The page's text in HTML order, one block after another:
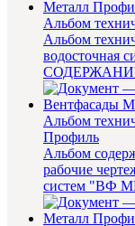
Альбом
Альбом
водосточная
СОДЕРЖАНИЕ
Альбом
Профиль
Альбом
рабочие
систем "ВФ
фасадов